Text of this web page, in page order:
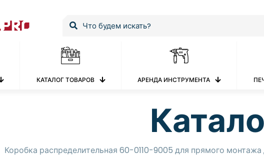
КАТАЛОГ ТОВАРОВ АРЕНДА ИНСТРУМЕНТА
Коробка распределительная 60-0110-9005 для прямого